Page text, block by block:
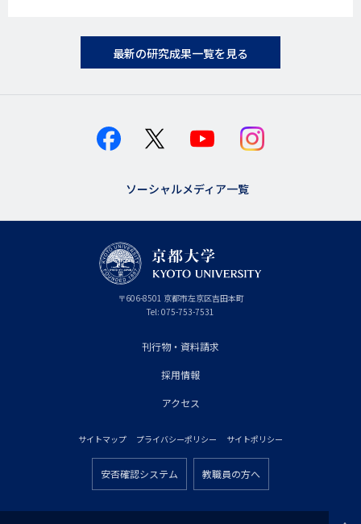
最新の研究成果一覧を見る
ソーシャルメディア一覧
〒606-8501 京
都
府
京都市左京区吉田本町
Tel: 075-753-7531
刊行物・資料請求
採用情報
アクセス
タ
サイトマップ プライバシーポリシー サイトポリシー
ッ
安否確認システム 教職員の方へ